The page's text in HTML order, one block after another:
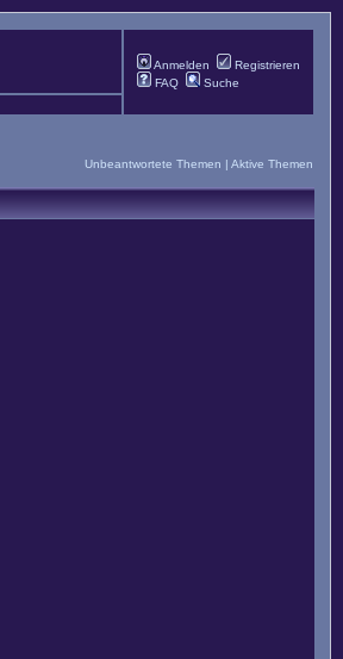
Anmelden
Registrieren
FAQ
Suche
Unbeantwortete Themen | Aktive Themen